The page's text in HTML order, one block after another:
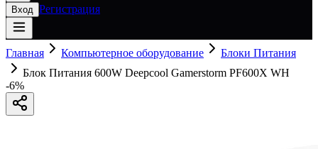
Вход Регистрация
Главная Компьютерное оборудование
Блоки Питания
Блок Питания 600W Deepcool Gamerstorm PF600X WH
-6%